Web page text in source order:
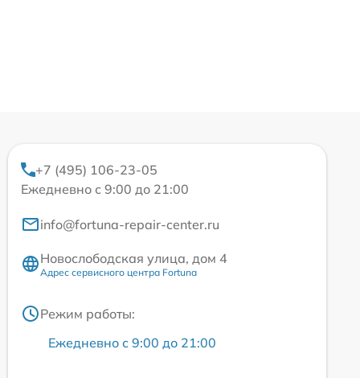
+7 (495) 106-23-05
Ежедневно с 9:00 до 21:00
info@fortuna-repair-center.ru
Новослободская улица, дом 4
Адрес сервисного центра Fortuna
Режим работы:
Ежедневно с 9:00 до 21:00